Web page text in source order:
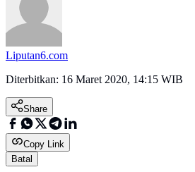
Liputan6.com
Diterbitkan: 16 Maret 2020, 14:15 WIB
Share
Copy Link
Batal